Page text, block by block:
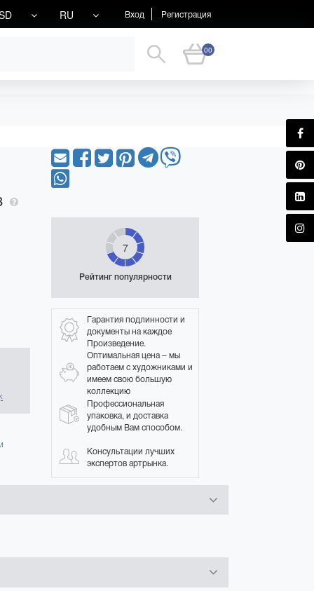
Вход Регистрация
RU
00
7
Рейтинг популярности
Гарантия подлинности и
документы на каждое
Произведение.
Оптимальная цена – мы
работаем с художниками и
имеем свою большую
коллекцию
Профессиональная
упаковка, и доставка
удобным Вам способом.
Консультации лучших
экспертов артрынка.